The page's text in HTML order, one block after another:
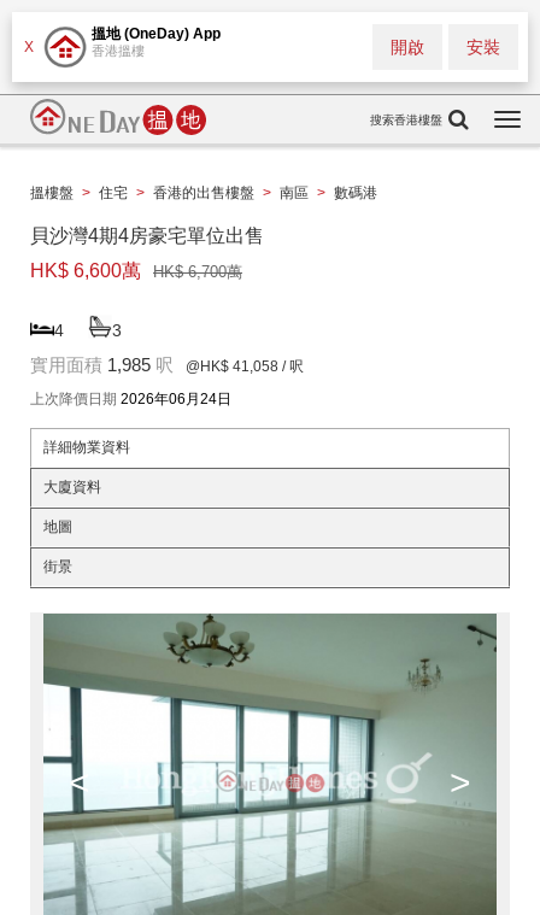
X
搵地 (OneDay) App
香港搵樓 安裝
開啟
搜索香港樓盤
搵樓盤 > 住宅 > 香港的出售樓盤 > 南區 > 數碼港
貝沙灣4期4房豪宅單位出售
HK$ 6,600萬
HK$ 6,700萬
4 3
實用面積 1,985 呎 @HK$ 41,058 / 呎
上次降價日期 2026年06月24日
詳細物業資料
大廈資料
地圖
街景
< >